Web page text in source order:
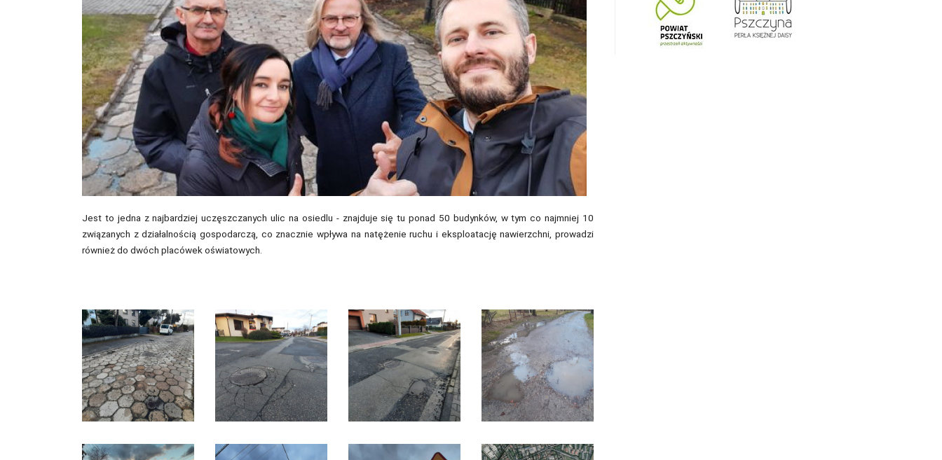
Jest to jedna z najbardziej uczęszczanych ulic na osiedlu - znajduje się tu ponad 50 budynków, w tym co najmniej 10
związanych z działalnością gospodarczą, co znacznie wpływa na natężenie ruchu i eksploatację nawierzchni, prowadzi
również do dwóch placówek oświatowych.